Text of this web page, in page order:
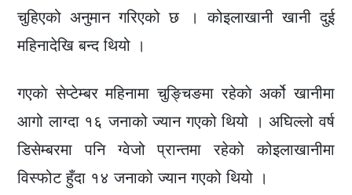
चुहिएको अनुमान गरिएको छ । कोइलाखानी खानी दुई
महिनादेखि बन्द थियो ।
गएकाे सेप्टेम्बर महिनामा चुङ्चिङमा रहेकाे अर्को खानीमा
आगो लाग्दा १६ जनाको ज्यान गएको थियो । अघिल्लो वर्ष
डिसेम्बरमा पनि ग्वेजो प्रान्तमा रहेको कोइलाखानीमा
विस्फोट हुँदा १४ जनाको ज्यान गएको थियो ।